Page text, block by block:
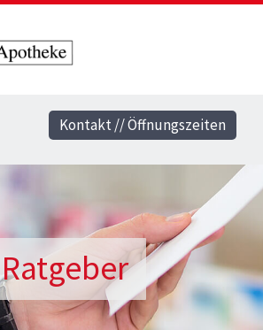
Ratgeber
Kontakt // Öffnungszeiten